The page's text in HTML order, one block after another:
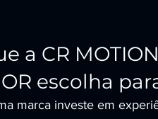
a CR
escolha
marca investe em